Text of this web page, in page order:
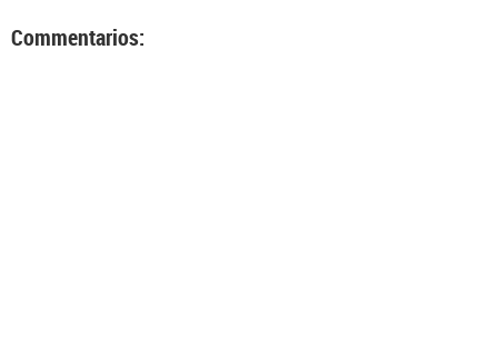
Commentarios: